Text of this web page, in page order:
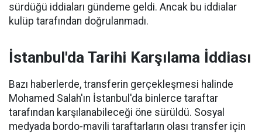
sürdüğü iddiaları gündeme geldi. Ancak bu iddialar
kulüp tarafından doğrulanmadı.
İstanbul'da Tarihi Karşılama İddiası
Bazı haberlerde, transferin gerçekleşmesi halinde
Mohamed Salah'ın İstanbul'da binlerce taraftar
tarafından karşılanabileceği öne sürüldü. Sosyal
medyada bordo-mavili taraftarların olası transfer için